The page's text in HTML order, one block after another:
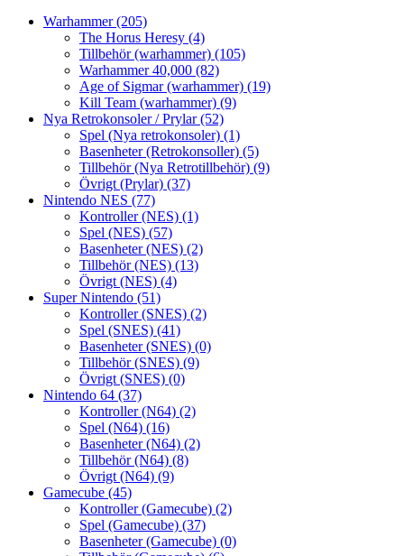
Warhammer(205)
The Horus Heresy (4)
Tillbehör (warhammer) (105)
Warhammer 40,000 (82)
Age of Sigmar (warhammer) (19)
Kill Team (warhammer) (9)
Nya Retrokonsoler / Prylar(52)
Spel (Nya retrokonsoler) (1)
Basenheter (Retrokonsoller) (5)
Tillbehör (Nya Retrotillbehör) (9)
Övrigt (Prylar) (37)
Nintendo NES (77)
Kontroller (NES) (1)
Spel (NES) (57)
Basenheter (NES) (2)
Tillbehör (NES) (13)
Övrigt (NES) (4)
Super Nintendo (51)
Kontroller (SNES) (2)
Spel (SNES) (41)
Basenheter (SNES) (0)
Tillbehör (SNES) (9)
Övrigt (SNES) (0)
Nintendo 64 (37)
Kontroller (N64) (2)
Spel (N64) (16)
Basenheter (N64) (2)
Tillbehör (N64) (8)
Övrigt (N64) (9)
Gamecube (45)
Kontroller (Gamecube) (2)
Spel (Gamecube) (37)
Basenheter (Gamecube) (0)